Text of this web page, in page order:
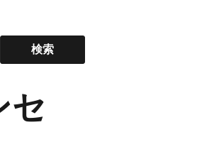
セ